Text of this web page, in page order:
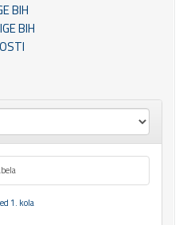
BIH
BIH
1. kola